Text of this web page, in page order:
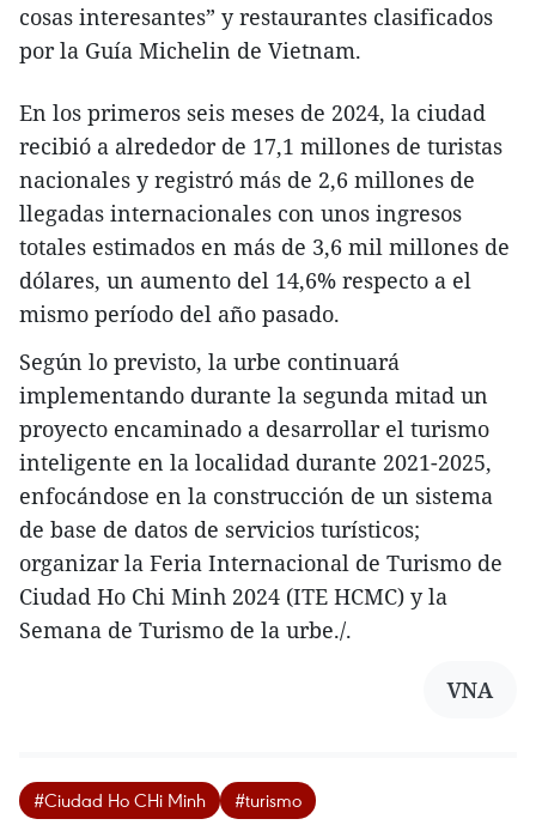
cosas interesantes” y restaurantes clasificados
por la Guía Michelin de Vietnam.
En los primeros seis meses de 2024, la ciudad
recibió a alrededor de 17,1 millones de turistas
nacionales y registró más de 2,6 millones de
llegadas internacionales con unos ingresos
totales estimados en más de 3,6 mil millones de
dólares, un aumento del 14,6% respecto a el
mismo período del año pasado.
Según lo previsto, la urbe continuará
implementando durante la segunda mitad un
proyecto encaminado a desarrollar el turismo
inteligente en la localidad durante 2021-2025,
enfocándose en la construcción de un sistema
de base de datos de servicios turísticos;
organizar la Feria Internacional de Turismo de
Ciudad Ho Chi Minh 2024 (ITE HCMC) y la
Semana de Turismo de la urbe./.
VNA
#Ciudad Ho CHi Minh #turismo